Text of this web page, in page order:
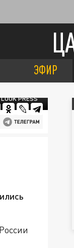
ЭФИР
PRESS